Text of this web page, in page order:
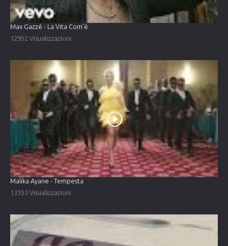
Max Gazzé - La Vita Com'è
12952 Visualizzazioni
Malika Ayane - Tempesta
13353 Visualizzazioni